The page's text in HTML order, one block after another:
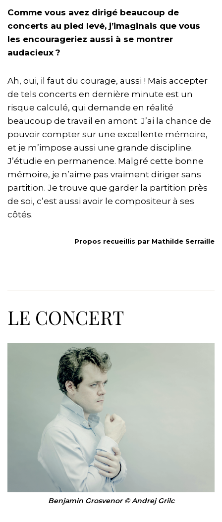
Comme vous avez dirigé beaucoup de
concerts au pied levé, j’imaginais que vous
les encourageriez aussi à se montrer
audacieux ?
Ah, oui, il faut du courage, aussi ! Mais accepter
de tels concerts en dernière minute est un
risque calculé, qui demande en réalité
beaucoup de travail en amont. J’ai la chance de
pouvoir compter sur une excellente mémoire,
et je m’impose aussi une grande discipline.
J’étudie en permanence. Malgré cette bonne
mémoire, je n’aime pas vraiment diriger sans
partition. Je trouve que garder la partition près
de soi, c’est aussi avoir le compositeur à ses
côtés.
Propos recueillis par Mathilde Serraille
LE CONCERT
Benjamin Grosvenor © Andrej Grilc